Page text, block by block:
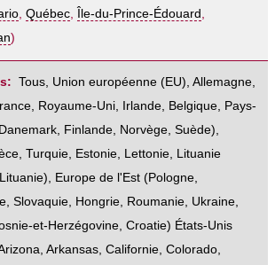
, Québec, Île-du-Prince-Édouard ,
)
Tous, Union européenne (EU), Allemagne,
, Royaume-Uni, Irlande, Belgique, Pays-
Danemark, Finlande, Norvège, Suède),
, Turquie, Estonie, Lettonie, Lituanie
Lituanie), Europe de l'Est (Pologne,
, Slovaquie, Hongrie, Roumanie, Ukraine,
et-Herzégovine, Croatie) États-Unis
, Arkansas, Californie, Colorado,